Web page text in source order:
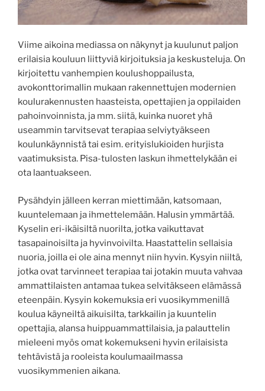
Viime aikoina mediassa on näkynyt ja kuulunut paljon
erilaisia kouluun liittyviä kirjoituksia ja keskusteluja. On
kirjoitettu vanhempien koulushoppailusta,
avokonttorimallin mukaan rakennettujen modernien
koulurakennusten haasteista, opettajien ja oppilaiden
pahoinvoinnista, ja mm. siitä, kuinka nuoret yhä
useammin tarvitsevat terapiaa selviytyäkseen
koulunkäynnistä tai esim. erityislukioiden hurjista
vaatimuksista. Pisa-tulosten laskun ihmettelykään ei
ota laantuakseen.
Pysähdyin jälleen kerran miettimään, katsomaan,
kuuntelemaan ja ihmettelemään. Halusin ymmärtää.
Kyselin eri-ikäisiltä nuorilta, jotka vaikuttavat
tasapainoisilta ja hyvinvoivilta. Haastattelin sellaisia
nuoria, joilla ei ole aina mennyt niin hyvin. Kysyin niiltä,
jotka ovat tarvinneet terapiaa tai jotakin muuta vahvaa
ammattilaisten antamaa tukea selvitäkseen elämässä
eteenpäin. Kysyin kokemuksia eri vuosikymmenillä
koulua käyneiltä aikuisilta, tarkkailin ja kuuntelin
opettajia, alansa huippuammattilaisia, ja palauttelin
mieleeni myös omat kokemukseni hyvin erilaisista
tehtävistä ja rooleista koulumaailmassa
vuosikymmenien aikana.